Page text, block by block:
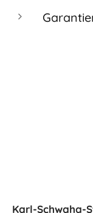
Karl-Schwaha-